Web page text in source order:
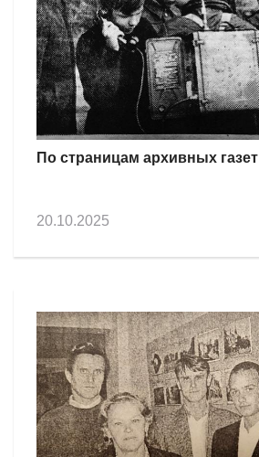
По страницам архивных газет
20.10.2025